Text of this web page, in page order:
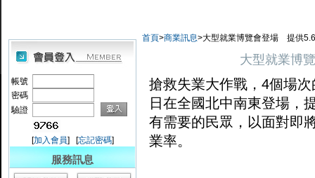
帳號
密碼
驗證
[加入會員] [忘記密碼]
服務訊息
首頁>商業訊息>大型就業博覽會登場 提供
大型就業博
搶救失業大作戰，4個場
日在全國北中南東登場，
有需要的民眾，以面對即
業率。